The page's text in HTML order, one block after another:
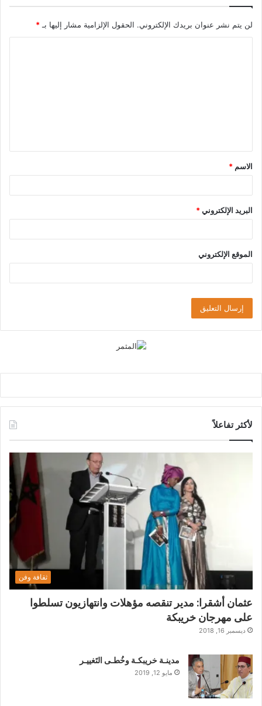
لن يتم نشر عنوان بريدك الإلكتروني. الحقول الإلزامية مشار إليها بـ *
ق
*
الاسم *
البريد الإلكتروني*
الموقع الإلكتروني
لأكثر تفاعلاً
ثقافة وفن
عثمان أشقرا: مدير تنقصه مؤهلات وانتهازيون تسلطوا
على مهرجان خريبكة
ديسمبر 16, 2018
مدينـة خريبكـة وخُطـى التَغييـر
مايو 12, 2019